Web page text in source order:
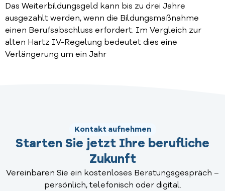
Das Weiterbildungsgeld kann bis zu drei Jahre
ausgezahlt werden, wenn die Bildungsmaßnahme
einen Berufsabschluss erfordert. Im Vergleich zur
alten Hartz IV-Regelung bedeutet dies eine
Verlängerung um ein Jahr
Kontakt aufnehmen
Starten Sie jetzt Ihre berufliche
Zukunft
Vereinbaren Sie ein kostenloses Beratungsgespräch –
persönlich, telefonisch oder digital.